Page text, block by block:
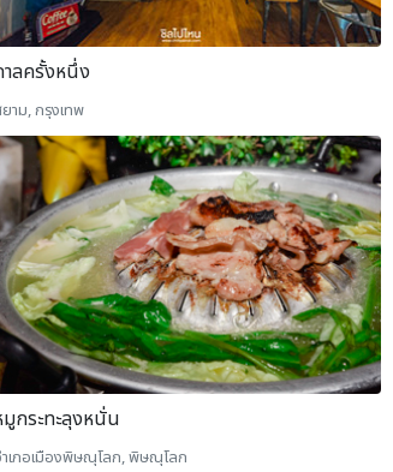
ลครั้งหนึ่ง
าม, กรุงเทพ
กระทะลุงหนั่น
เภอเมืองพิษณุโลก, พิษณุโลก